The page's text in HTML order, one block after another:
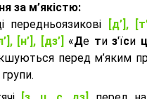
за м’якістю:
передньоязикові
[д’],
[н’], [дз’] «Де тиз'їси ц
перед м’яким
групи.